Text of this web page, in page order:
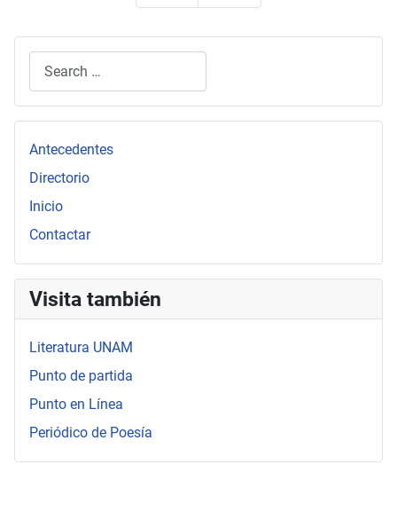
Antecedentes
Directorio
Inicio
Contactar
Visita también
Literatura UNAM
Punto de partida
Punto en Línea
Periódico de Poesía